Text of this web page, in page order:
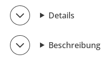
Details
Beschreibung